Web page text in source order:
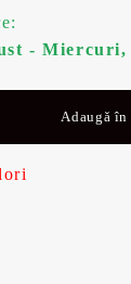
- Miercuri,
Adaugă în